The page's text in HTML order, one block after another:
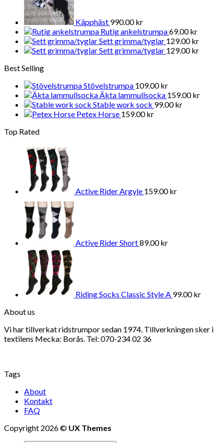
Käpphäst 990.00kr
Rutig ankelstrumpa69.00kr
Sett grimma/tyglar 129.00kr
Sett grimma/tyglar 129.00kr
Best Selling
Stövelstrumpa 109.00kr
Äkta lammullsocka 159.00kr
Stable work sock 99.00kr
Petex Horse 159.00kr
Top Rated
Active Rider Argyle 159.00kr
Active Rider Short89.00kr
Riding Socks Classic Style A 99.00kr
About us
Vi har tillverkat ridstrumpor sedan 1974. Tillverkningen sker i
textilens Mecka: Borås. Tel: 070-234 02 36
Tags
About
Kontakt
FAQ
Copyright 2026 © UX Themes